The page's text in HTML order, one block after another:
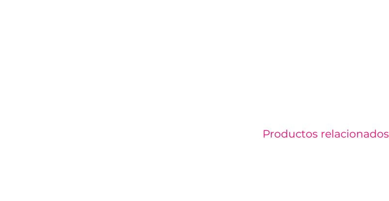
Productos relacionados